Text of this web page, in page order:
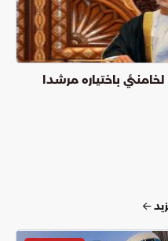
باختياره مرشدا